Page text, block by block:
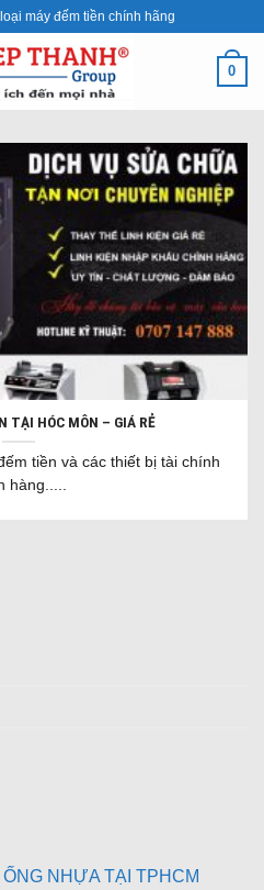
máy đếm tiền chính hãng
0
TẠI HÓC MÔN – GIÁ RẺ
tiền và các thiết bị tài chính
hàng.....
NHỰA TẠI TPHCM